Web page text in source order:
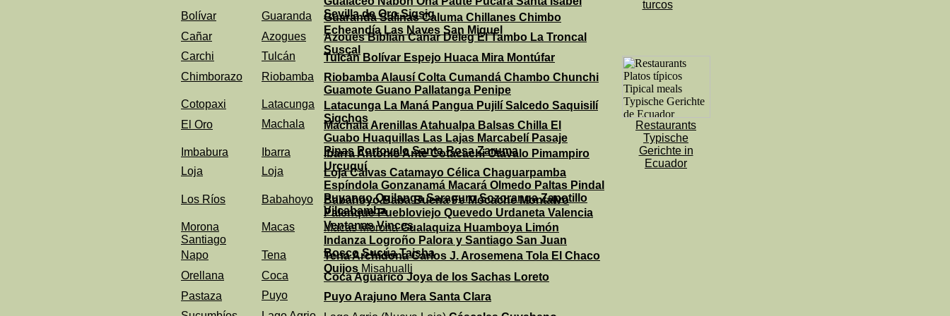
Sevilla de Oro Sigsig
Bolívar Guaranda Guaranda SalinasCaluma Chillanes Chimbo
Echeandía Las Naves San Miguel
Cañar Azogues
Azoues Biblián Cañar Déleg El Tambo La Troncal
Suscal
Carchi Tulcán
Tulcán Bolívar Espejo Huaca Mira Montúfar
Chimborazo
Riobamba
Riobamba Alausí Colta Cumandá Chambo Chunchi
Guamote Guano Pallatanga Penipe
Cotopaxi
Latacunga
Latacunga La Maná Pangua Pujilí Salcedo Saquisilí
Sigchos
El Oro Machala
Machala Arenillas Atahualpa Balsas Chilla El
Guabo Huaquillas Las Lajas Marcabelí Pasaje
Pinas Portovelo Santa Rosa Zaruma
Imbabura Ibarra
Ibarra Antonio Ante Cotacachi Otavalo Pimampiro
Urcuquí
Loja Loja
Loja Calvas Catamayo Célica Chaguarpamba
Espíndola Gonzanamá Macará Olmedo Paltas Pindal
Puyango Quilanga Saraguro Sozoranga Zapotillo
Vilcabamba
Los Ríos Babahoyo
Babahoyo Baba Buena Fe Mocache Montalvo
Palenque Puebloviejo Quevedo Urdaneta Valencia
Ventanas Vinces
Morona
Santiago
Macas Macas MoronaGualaquiza Huamboya Limón
Indanza Logroño Palora y Santiago San Juan
Bosco Sucúa Taisha
Napo Tena
Tena Archidona Carlos J. Arosemena Tola El Chaco
Quijos Misahualli
Orellana Coca
Coca Aguarico Joya de los Sachas Loreto
Pastaza
Puyo
Puyo Arajuno Mera Santa Clara
Restaurants
Typische
Gerichte in
Ecuador
turcos